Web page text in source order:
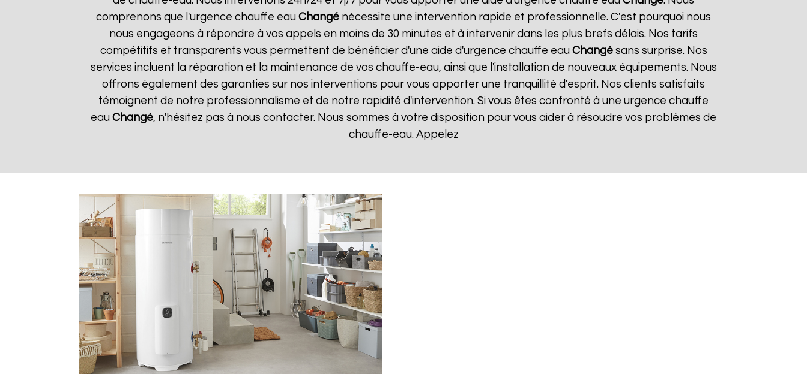
comprenons que l'urgence chauffe eau Changé nécessite une intervention rapide et professionnelle. C'est pourquoi nous
nous engageons à répondre à vos appels en moins de 30 minutes et à intervenir dans les plus brefs délais. Nos tarifs
compétitifs et transparents vous permettent de bénéficier d'une aide d'urgence chauffe eau Changésans surprise. Nos
services incluent la réparation et la maintenance de vos chauffe-eau, ainsi que l'installation de nouveaux équipements. Nous
offrons également des garanties sur nos interventions pour vous apporter une tranquillité d'esprit. Nos clients satisfaits
témoignent de notre professionnalisme et de notre rapidité d'intervention. Si vous êtes confronté à une urgence chauffe
eau Changé, n'hésitez pas à nous contacter. Nous sommes à votre disposition pour vous aider à résoudre vos problèmes de
chauffe-eau. Appelez